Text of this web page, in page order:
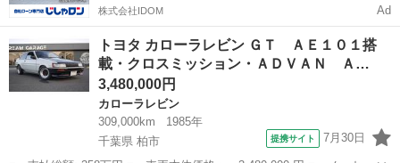
（なし）
株式会社IDOM Ad
トヨタ カローラレビン ＧＴ ＡＥ１０１搭
載・クロスミッション・ＡＤＶＡＮ Ａ…
3,480,000円
カローラレビン
309,000km
1985年
千葉県 柏市
提携サイト 7月30日